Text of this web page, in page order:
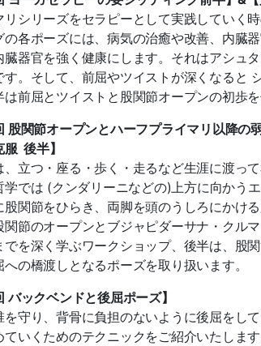
リシリーズをセラピーとして実践していく
の各ポーズには、病気の治癒や改善、内臓
臓器官を強く健康にします。それはアシュ
す。そして、前屈やツイス トが深くなると
は前屈とツイストと股関節オープンの初歩
股関節オープンとハーフプライマリ以降の
後半】
、立つ・座る・歩く・走るなど生涯に渡っ
学では (クンダリーニなどの)上方に向かう
股関節をひらき、両脚を頭のうしろにかけ
関節のオープンとブジャピダーサナ・クル
でを深く学ぶワークショップ、後半は、股
への橋渡しとなるポーズを取り扱います。
バックベンドと後屈ポーズ】
を守り、背骨に負担のないように後屈をし
ていくためのテクニックをご紹介いたしま